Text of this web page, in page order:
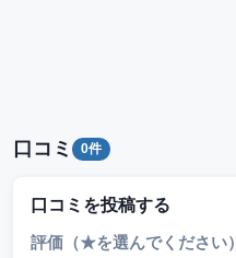
口コミ 0件
口コミを投稿する
評価（★を選んでください）